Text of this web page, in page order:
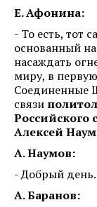
Е. Афонина:
- То есть, тот
основанный
насаждать
миру, в
Соединенные
связи
Российского
Алексей
А. Наумов:
- Добрый день.
А. Баранов: